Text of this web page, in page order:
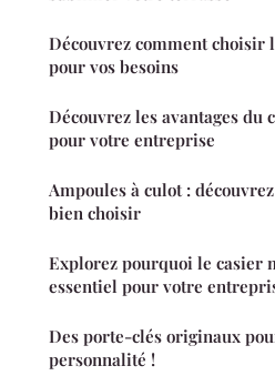
Découvrez comment
pour vos besoins
Découvrez les avantages du
pour votre entreprise
Ampoules à culot :
bien choisir
Explorez pourquoi le casier
essentiel pour votre
Des porte-clés originaux
personnalité !